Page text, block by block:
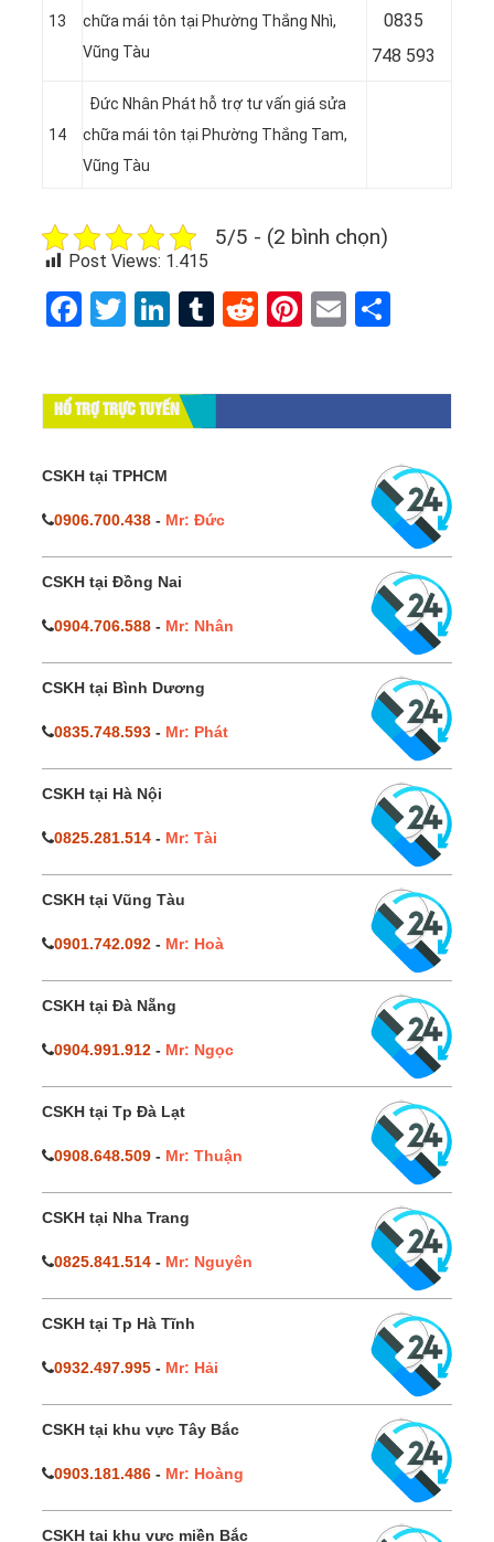
13
chữa mái tôn tại Phường Thắng Nhì,
Vũng Tàu
0835
748 593
14
Đức Nhân Phát hỗ trợ tư vấn giá sửa
chữa mái tôn tại Phường Thắng Tam,
Vũng Tàu
5/5 - (2 bình chọn)
Post Views: 1.415
Facebook
Twitter
LinkedIn
Tumblr
RedditPinterest
Email
HỔ TRỢ TRỰC TUYẾN
CSKH tại TPHCM
0906.700.438 - Mr: Đức
CSKH tại Đồng Nai
0904.706.588 - Mr: Nhân
CSKH tại Bình Dương
0835.748.593 - Mr: Phát
CSKH tại Hà Nội
0825.281.514 - Mr: Tài
CSKH tại Vũng Tàu
0901.742.092 - Mr: Hoà
CSKH tại Đà Nẵng
0904.991.912 - Mr: Ngọc
CSKH tại Tp Đà Lạt
0908.648.509 - Mr: Thuận
CSKH tại Nha Trang
0825.841.514 - Mr: Nguyên
CSKH tại Tp Hà Tĩnh
0932.497.995 - Mr: Hải
CSKH tại khu vực Tây Bắc
0903.181.486 - Mr: Hoàng
CSKH tại khu vực miền Bắc